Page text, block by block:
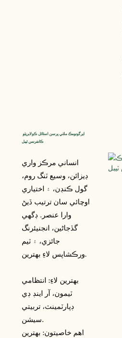
ڪانفرنس ٽيبل
انساني مرڪز واري
ڊيزائن، وسيع ٽنگ روم،
گول ڪنڊن، ۽ اختياري
اوچائي سان ترتيب ڏيڻ
وارا عنصر. ڊگھي
گڏجاڻين، انجنيئرنگ
جائزي، ۽ ٽيم
ورڪشاپس لاءِ بهترين.
بهترين لاءِ: انتظامي
ٽيمون، آر اينڊ ڊي
ڊپارٽمينٽ، تربيتي
سيشن.
اهم خاصيتون: بهترين